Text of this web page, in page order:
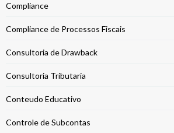
Compliance
Compliance de Processos Fiscais
Consultoria de Drawback
Consultoria Tributaria
Conteudo Educativo
Controle de Subcontas